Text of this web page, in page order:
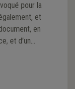
pour la
et
en
et d’un
de secours.